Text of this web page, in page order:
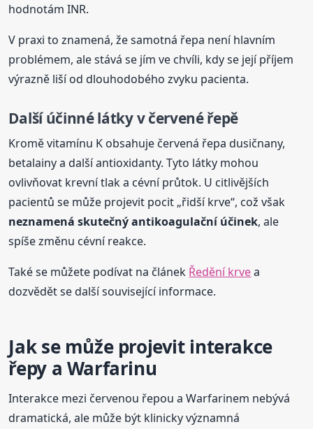
hodnotám INR.
V praxi to znamená, že samotná řepa není hlavním
problémem, ale stává se jím ve chvíli, kdy se její příjem
výrazně liší od dlouhodobého zvyku pacienta.
Další účinné látky v červené řepě
Kromě vitamínu K obsahuje červená řepa dusičnany,
betalainy a další antioxidanty. Tyto látky mohou
ovlivňovat krevní tlak a cévní průtok. U citlivějších
pacientů se může projevit pocit „řidší krve“, což však
neznamená skutečný antikoagulační účinek, ale
spíše změnu cévní reakce.
Také se můžete podívat na článek Ředění krvea
dozvědět se další související informace.
Jak se může projevit interakce
řepy a Warfarinu
Interakce mezi červenou řepou a Warfarinem nebývá
dramatická, ale může být klinicky významná